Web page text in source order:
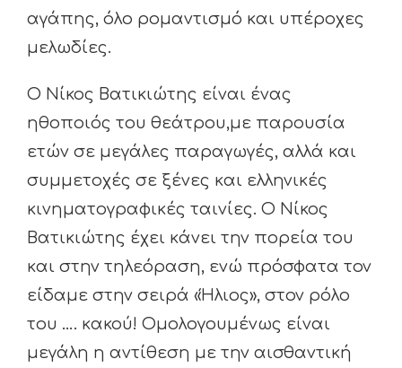
αγάπης, όλο ρομαντισμό και υπέροχες
μελωδίες.
Ο Νίκος Βατικιώτης είναι ένας
ηθοποιός του θεάτρου,με παρουσία
ετών σε μεγάλες παραγωγές, αλλά και
συμμετοχές σε ξένες και ελληνικές
κινηματογραφικές ταινίες. Ο Νίκος
Βατικιώτης έχει κάνει την πορεία του
και στην τηλεόραση, ενώ πρόσφατα τον
είδαμε στην σειρά «Ήλιος», στον ρόλο
του …. κακού! Ομολογουμένως είναι
μεγάλη η αντίθεση με την αισθαντική